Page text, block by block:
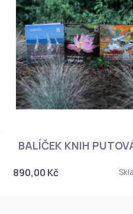
BALÍČEK KNIH
890,00 Kč